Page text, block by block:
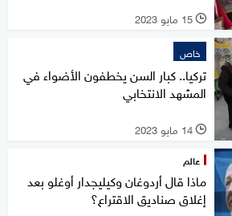
l 15 مايو 2023
خاص
تركيا.. كبار السن يخطفون الأضواء في
المشهد الانتخابي
l 14 مايو 2023
عالم
ماذا قال أردوغان وكيليجدار أوغلو بعد
إغلاق صناديق الاقتراع؟